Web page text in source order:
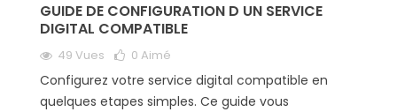
GUIDE DE CONFIGURATION D UN SERVICE
DIGITAL COMPATIBLE
49 Vues 0 Aimé
Configurez votre service digital compatible en
quelques etapes simples. Ce guide vous